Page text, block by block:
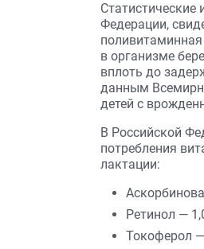
Статистические
Федерации,
в организме
вплоть до
данным
детей с
В Российской
потребления
лактации:
Ретинол —
Токоферол